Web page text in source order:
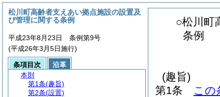
○松川町
条例
(趣旨)
第1条
この
松川町高齢者支えあい拠点施設の設置及
び管理に関する条例
平成23年8月23日 条例第9号
(平成26年3月5日施行)
条項目次
沿革
本則
第1条(趣旨)
第2条(設置)